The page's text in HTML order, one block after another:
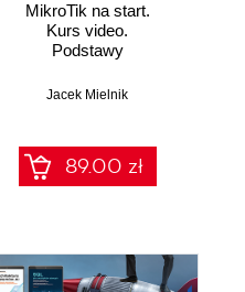
MikroTik na start.
Kurs video.
Podstawy
Jacek Mielnik
89.00 zł